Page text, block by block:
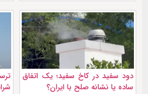
دود سفید در کاخ سفید؛ یک اتفاق
ساده یا نشانه صلح با ایران؟